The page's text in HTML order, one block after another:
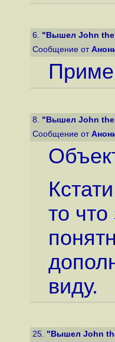
6. "Вышел John the
Сообщение от
8. "Вышел John the
Сообщение от
то
виду.
25. "Вышел John